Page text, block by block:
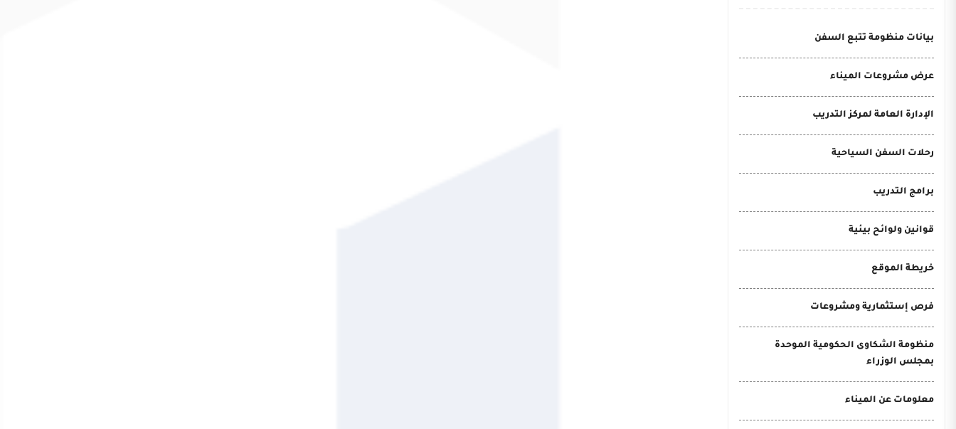
بيانات منظومة تتبع السفن
عرض مشروعات الميناء
الإدارة العامة لمركز التدريب
رحلات السفن السياحية
برامج التدريب
قوانين ولوائح بيئية
خريطة الموقع
فرص إستثمارية ومشروعات
منظومة الشكاوى الحكومية الموحدة
بمجلس الوزراء
معلومات عن الميناء